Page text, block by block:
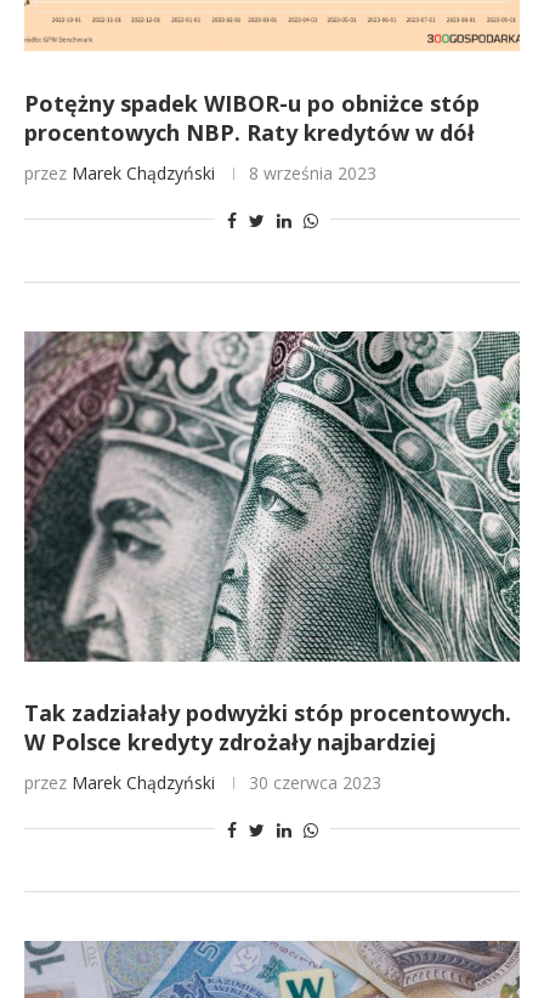
Potężny spadek WIBOR-u po obniżce stóp
procentowych NBP. Raty kredytów w dół
przez Marek Chądzyński 8 września 2023
Tak zadziałały podwyżki stóp procentowych.
W Polsce kredyty zdrożały najbardziej
przez Marek Chądzyński 30 czerwca 2023